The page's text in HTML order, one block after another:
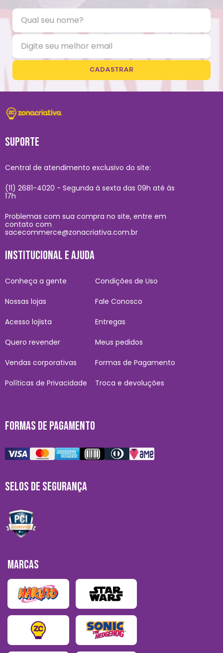
CADASTRAR
SUPORTE
Central de atendimento exclusivo do site:
(11) 2681-4020 - Segunda à sexta das 09h até às
17h
Problemas com sua compra no site, entre em
contato com
sacecommerce@zonacriativa.com.br
INSTITUCIONAL E AJUDA
Conheça a gente
Nossas lojas
Acesso lojista
Quero revender
Vendas corporativas
Políticas de Privacidade
Condições de Uso
Fale Conosco
Entregas
Meus pedidos
Formas de Pagamento
Troca e devoluções
FORMAS DE PAGAMENTO
SELOS DE SEGURANÇA
MARCAS